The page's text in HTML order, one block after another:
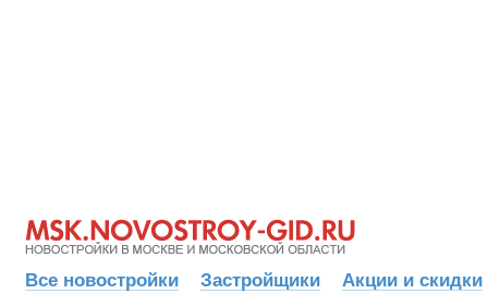
Все новостройки Застройщики Акции и скидки